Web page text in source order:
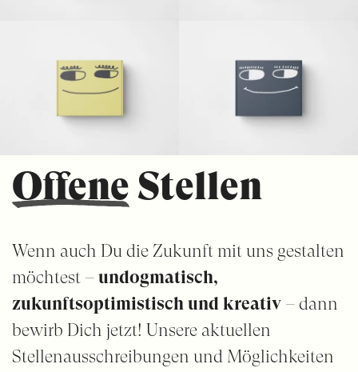
Offene Stellen
Wenn auch Du die Zukunft mit uns gestalten
möchtest –undogmatisch,
zukunftsoptimistisch und kreativ– dann
bewirb Dich jetzt! Unsere aktuellen
Stellenausschreibungen und Möglichkeiten